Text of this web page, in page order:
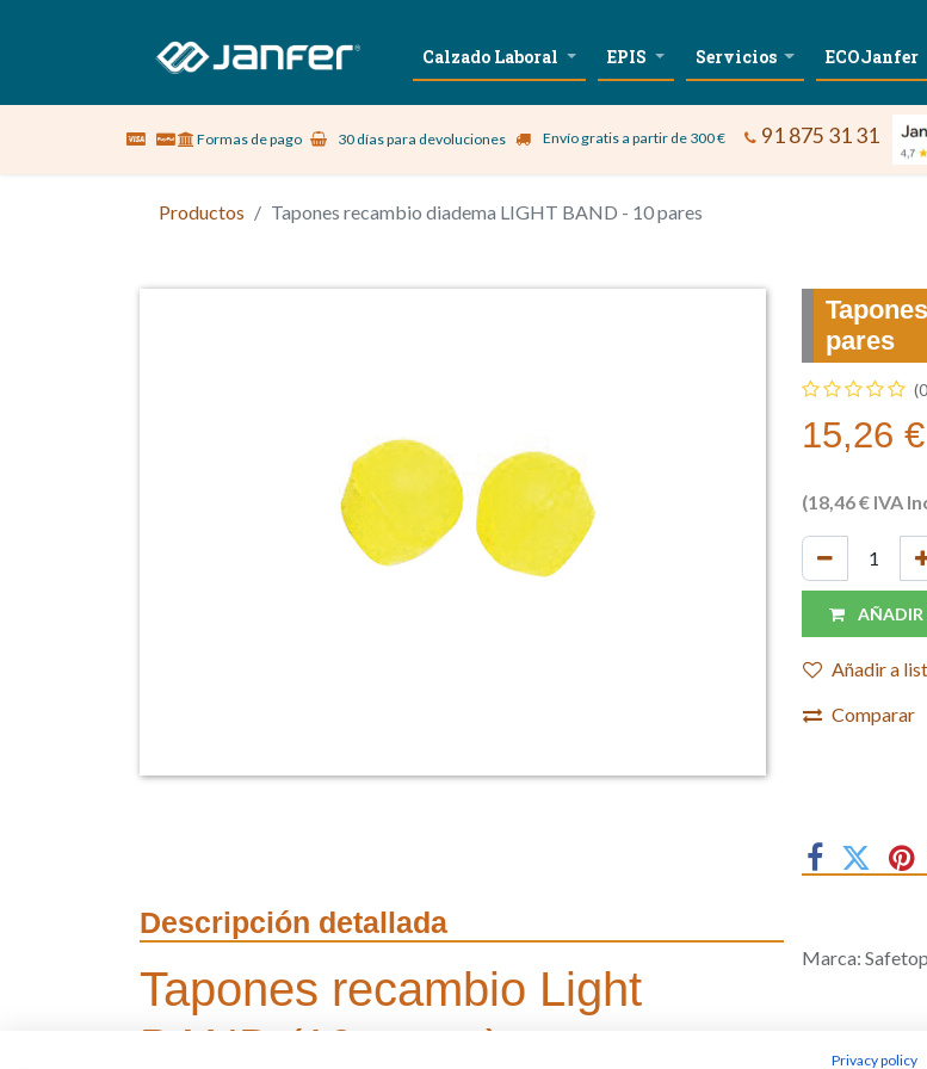
Sobre nosotros Vestuario Laboral Calzado Laboral EPIS Servicios ECOJanfer
Formas de pago 30 días para devoluciones Envío gratis a partir de 300 € 91 875 31 31
Productos Tapones recambio diadema LIGHT BAND - 10 pares
pares
15,26 €
(18,46€ IVA
AÑADIR
Añadir a
Comparar
Descripción detallada
Tapones recambio Light
BAND (10 pares)
Marca: Safetop
Privacy policy